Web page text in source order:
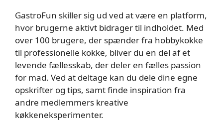
GastroFun skiller sig ud ved at være en platform,
hvor brugerne aktivt bidrager til indholdet. Med
over 100 brugere, der spænder fra hobbykokke
til professionelle kokke, bliver du en del af et
levende fællesskab, der deler en fælles passion
for mad. Ved at deltage kan du dele dine egne
opskrifter og tips, samt finde inspiration fra
andre medlemmers kreative
køkkeneksperimenter.